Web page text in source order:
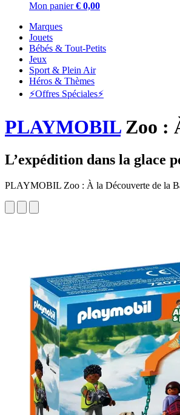
Mon panier € 0,00
Marques
Jouets
Bébés & Tout-Petits
Jeux
Sport & Plein Air
Héros & Thèmes
⚡️Offres Spéciales⚡️
PLAYMOBILZoo :
L’expédition dans la glace
PLAYMOBIL Zoo : À la Découverte de la